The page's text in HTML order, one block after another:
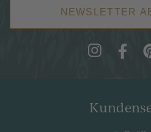
NEWSLETTER